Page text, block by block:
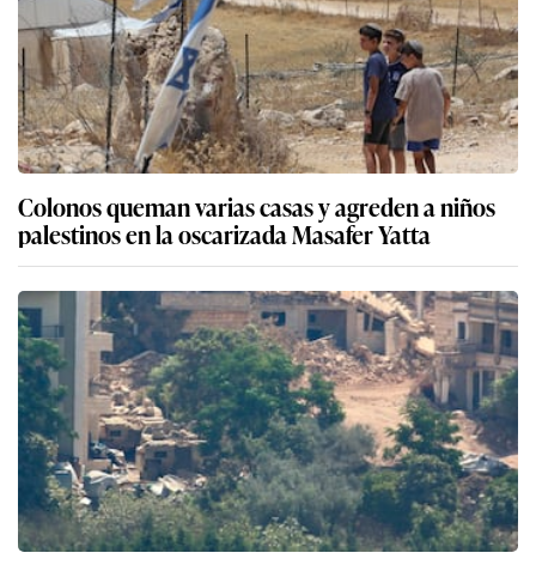
Colonos queman varias casas y agreden a niños
palestinos en la oscarizada Masafer Yatta